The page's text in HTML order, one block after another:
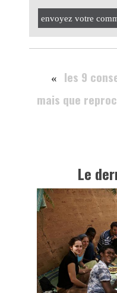
envoyez votre
«
les 9
mais que
Le